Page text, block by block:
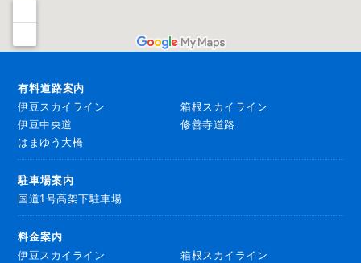
有料道路案内
伊豆スカイライン
箱根スカイライン
伊豆中央道
修善寺道路
はまゆう大橋
駐車場案内
国道1号高架下駐車場
料金案内
伊豆スカイライン
箱根スカイライン